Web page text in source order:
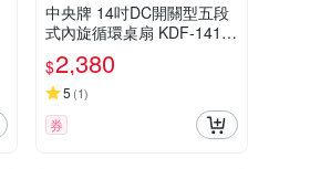
中央牌 14吋DC開關型五段
式內旋循環桌扇 KDF-141S
(貴族黑)
$2,380
5 (1)
券